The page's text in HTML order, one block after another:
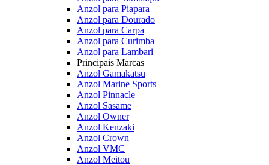
Anzol para Piapara
Anzol para Dourado
Anzol para Carpa
Anzol para Curimba
Anzol para Lambari
Principais Marcas
Anzol Gamakatsu
Anzol Marine Sports
Anzol Pinnacle
Anzol Sasame
Anzol Owner
Anzol Kenzaki
Anzol Crown
Anzol VMC
Anzol Meitou